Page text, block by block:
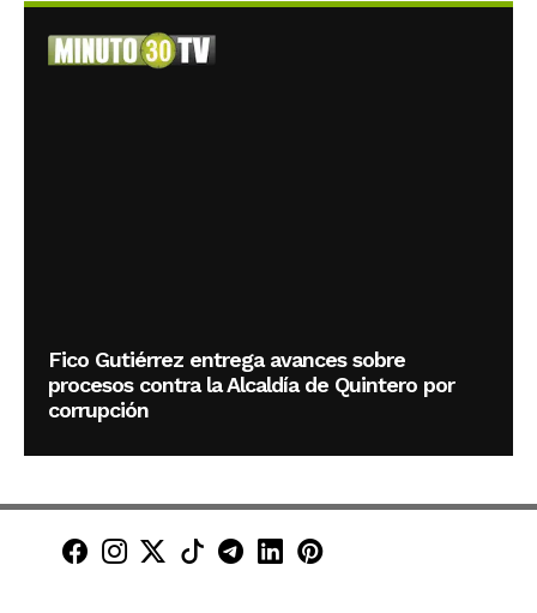
Fico Gutiérrez entrega avances sobre
procesos contra la Alcaldía de Quintero por
corrupción
Minuto30 en Facebook
Minuto30 en Instagram
Minuto30 en X (Twitter)
Minuto30 en TikTok
Canal de Minuto30 en
Minuto30 en LinkedIn
Minuto30 en